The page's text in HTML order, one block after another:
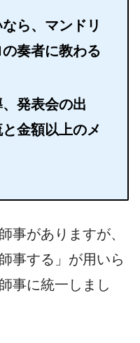
ら、マンドリ
奏者に教わる
発表会の出
金額以上のメ
事がありますが、
事する」が用いら
事に統一しまし